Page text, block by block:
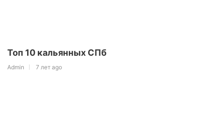
Топ 10 кальянных СПб
Admin 7 лет ago